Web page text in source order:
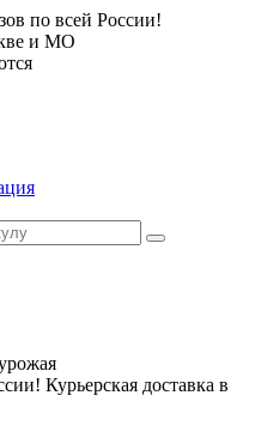
по всей России!
и МО
Курьерская доставка в